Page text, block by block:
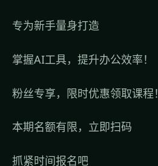
专为新手量身打造
掌握AI工具，提升办公效率！
粉丝专享，限时优惠领取课程！
本期名额有限，立即扫码
抓紧时间报名吧